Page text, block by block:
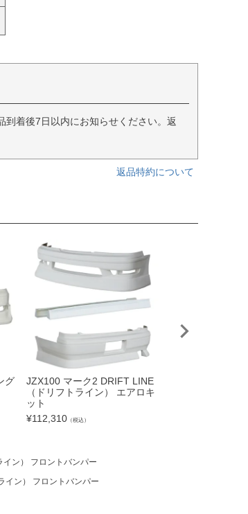
着後7日以内にお知らせください。返
返品特約について
グ
JZX100 マーク2 DRIFT LINE
（ドリフトライン） エアロキ
ット
¥112,310 （税込）
ン） フロントバンパー
イン） フロントバンパー